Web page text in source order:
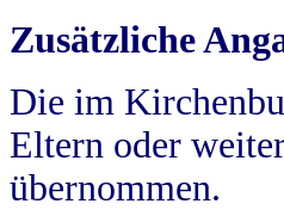
Zusätzliche
Die im
Eltern oder
übernommen.